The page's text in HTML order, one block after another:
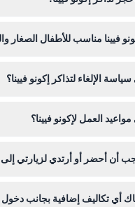
فيينا مناسب للأطفال الصغار
الإلغاء لتذاكر إكونو فيينا؟
العمل لإكونو فيينا؟
يرجى التأكيد عند الحجز).
أن أحضر أو أرتدي لزيارتي إلى
أي تكاليف إضافية بجانب دخول